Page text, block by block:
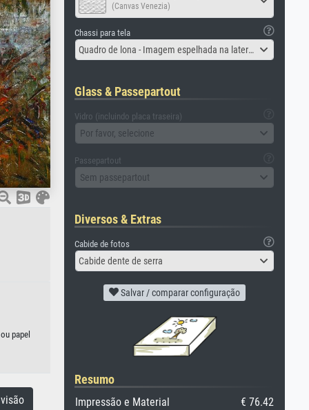
papel
(Canvas Venezia)
Chassi para tela
Quadro de lona - Imagem espelhada na lateral
Glass & Passepartout
Vidro (incluindo placa traseira)
Por favor, selecione
Passepartout
Sem passepartout
Diversos & Extras
Cabide de fotos
Cabide dente de serra
Salvar / comparar configuração
Resumo
Impressão e Material
€ 76.42